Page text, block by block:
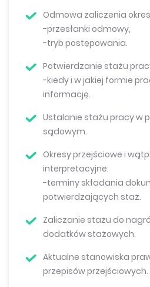
Odmowa zaliczenia
-przesłanki odmowy,
-tryb postępowania.
Potwierdzanie stażu
-kiedy i w jakiej formie
informację.
Ustalanie stażu pracy w
sądowym.
Okresy przejściowe i
interpretacyjne:
-terminy składania
potwierdzających staż.
Zaliczanie stażu do
dodatków stażowych.
Aktualne stanowiska
przepisów przejściowych.